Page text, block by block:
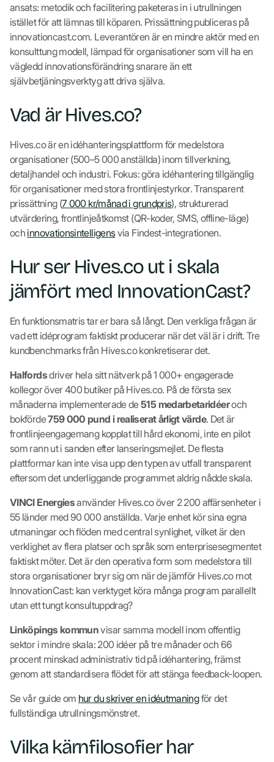
ansats: metodik och facilitering paketeras in i utrullningen
istället för att lämnas till köparen. Prissättning publiceras på
innovationcast.com. Leverantören är en mindre aktör med en
konsulttung modell, lämpad för organisationer som vill ha en
vägledd innovationsförändring snarare än ett
självbetjäningsverktyg att driva själva.
Vad är Hives.co?
Hives.co är en idéhanteringsplattform för medelstora
organisationer (500–5 000 anställda) inom tillverkning,
detaljhandel och industri. Fokus: göra idéhantering tillgänglig
för organisationer med stora frontlinjestyrkor. Transparent
prissättning (7 000 kr/månad i grundpris), strukturerad
utvärdering, frontlinjeåtkomst (QR-koder, SMS, offline-läge)
och innovationsintelligensvia Findest-integrationen.
Hur ser Hives.co ut i skala
jämfört med InnovationCast?
En funktionsmatris tar er bara så långt. Den verkliga frågan är
vad ett idéprogram faktiskt producerar när det väl är i drift. Tre
kundbenchmarks från Hives.co konkretiserar det.
Halfordsdriver hela sitt nätverk på 1 000+ engagerade
kollegor över 400 butiker på Hives.co. På de första sex
månaderna implementerade de515 medarbetaridéeroch
bokförde759 000 pund i realiserat årligt värde. Det är
frontlinjeengagemang kopplat till hård ekonomi, inte en pilot
som rann ut i sanden efter lanseringsmejlet. De flesta
plattformar kan inte visa upp den typen av utfall transparent
eftersom det underliggande programmet aldrig nådde skala.
VINCI Energiesanvänder Hives.co över 2 200 affärsenheter i
55 länder med 90 000 anställda. Varje enhet kör sina egna
utmaningar och flöden med central synlighet, vilket är den
verklighet av flera platser och språk som enterprisesegmentet
faktiskt möter. Det är den operativa form som medelstora till
stora organisationer bryr sig om när de jämför Hives.co mot
InnovationCast: kan verktyget köra många program parallellt
utan ett tungt konsultuppdrag?
Linköpings kommunvisar samma modell inom offentlig
sektor i mindre skala: 200 idéer på tre månader och 66
procent minskad administrativ tid på idéhantering, främst
genom att standardisera flödet för att stänga feedback-loopen.
Se vår guide om hur du skriver en idéutmaningför det
fullständiga utrullningsmönstret.
Vilka kärnfilosofier har